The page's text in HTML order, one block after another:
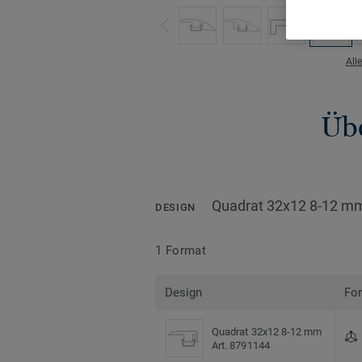
DESIGN Quadrat 32x12 8-12
1 Format
Design
Quadrat 32x12 8-12 mm
Art. 8791144